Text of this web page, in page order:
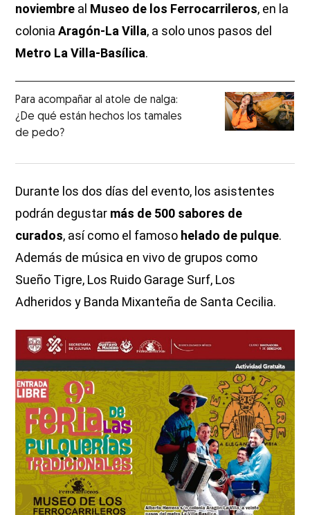
noviembre al Museo de los Ferrocarrileros, en la
coloniaAragón-La Villa, a solo unos pasos del
Metro La Villa-Basílica.
Para acompañar al atole de nalga:
¿De qué están hechos los tamales
de pedo?
Durante los dos días del evento, los asistentes
podrán degustar más de 500 sabores de
curados, así como el famoso helado de pulque.
Además de música en vivo de grupos como
Sueño Tigre, Los Ruido Garage Surf, Los
Adheridos y Banda Mixanteña de Santa Cecilia.